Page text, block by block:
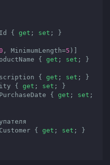
{ get ; set ; }
, MinimumLength=5 )]
{ get ; set ; }
{ get ; set ; }
{ get ; set ; }
{ get ; set ;
{ get ; set ; }